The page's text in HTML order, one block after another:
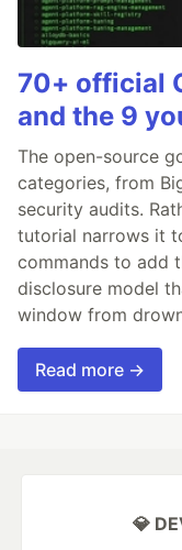
70+ official
and the 9
The open-source
categories, from
security audits.
tutorial narrows it
commands to add
disclosure model
window from
Read more →
💎